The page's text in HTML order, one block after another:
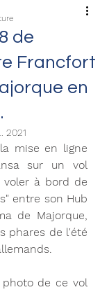
de
Francfort
en
2021
mise en ligne
sur un vol
voler à bord de
entre son Hub
de Majorque,
phares de l'été
photo de ce vol